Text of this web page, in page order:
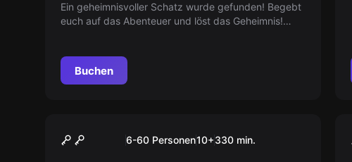
Ein geheimnisvoller Schatz wurde gefunden! Begebt
euch auf das Abenteuer und löst das Geheimnis!
Buchen
„CLASSIC“ Tour Stuttgart
6-60 Personen10+330 min.